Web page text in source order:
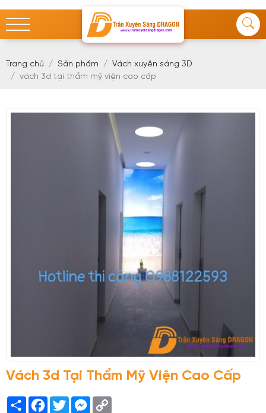
Trang chủ Sản phẩm
Vách xuyên sáng 3D
vách 3d tại thẩm mỹ viện cao cấp
Vách 3d Tại Thẩm Mỹ Viện Cao Cấp
Share Facebook
TwitterMessenger